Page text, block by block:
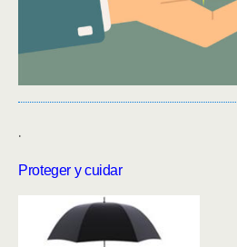
.
Proteger y cuidar